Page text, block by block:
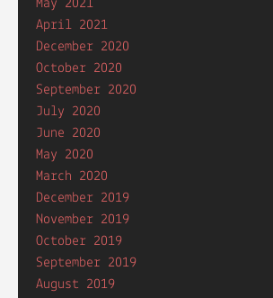
May 2021
April 2021
December 2020
October 2020
September 2020
July 2020
June 2020
May 2020
March 2020
December 2019
November 2019
October 2019
September 2019
August 2019